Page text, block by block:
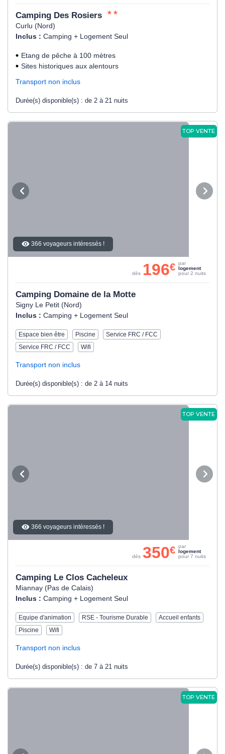
Camping Des Rosiers
Curlu (Nord)
Inclus : Camping + Logement Seul
Etang de pêche à 100 mètres
Sites historiques aux alentours
Transport non inclus
Durée(s) disponible(s) : de 2 à 21 nuits
TOP VENTE
366 voyageurs intéressés !
Camping Domaine de la Motte
Signy Le Petit (Nord)
Inclus : Camping + Logement Seul
Espace bien être Piscine
Service FRC / FCC
Service FRC / FCC
Wifi
Transport non inclus
Durée(s) disponible(s) : de 2 à 14 nuits
dès 196€ par
logement
pour 2 nuits
TOP VENTE
366 voyageurs intéressés !
Camping Le Clos Cacheleux
Miannay (Pas de Calais)
Inclus : Camping + Logement Seul
Equipe d'animation RSE - Tourisme Durable
Accueil enfants
Piscine
Wifi
Transport non inclus
Durée(s) disponible(s) : de 7 à 21 nuits
dès 350€ par
logement
pour 7 nuits
TOP VENTE